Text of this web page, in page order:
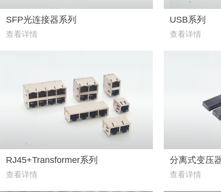
SFP光连接器系列
查看详情
USB系列
查看详情
RJ45+Transformer系列
查看详情
分离式变压
查看详情